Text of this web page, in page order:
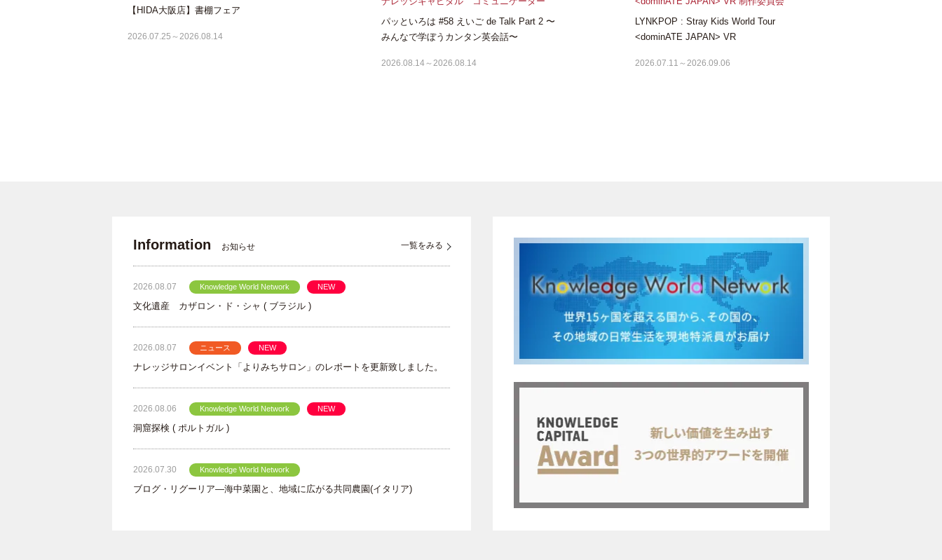
【HIDA大阪店】書棚フェア
2026.07.25～2026.08.14
パッといろは #58 えいご de Talk Part 2 〜
みんなで学ぼうカンタン英会話〜
2026.08.14～2026.08.14
LYNKPOP : Stray Kids World Tour
<dominATE JAPAN> VR
2026.07.11～2026.09.06
Information お知らせ 一覧をみる
2026.08.07 Knowledge World Network NEW
文化遺産 カザロン・ド・シャ ( ブラジル )
2026.08.07 ニュース NEW
ナレッジサロンイベント「よりみちサロン」のレポートを更新致しました。
2026.08.06 Knowledge World Network NEW
洞窟探検 ( ポルトガル )
2026.07.30 Knowledge World Network
ブログ・リグーリア―海中菜園と、地域に広がる共同農園(イタリア)